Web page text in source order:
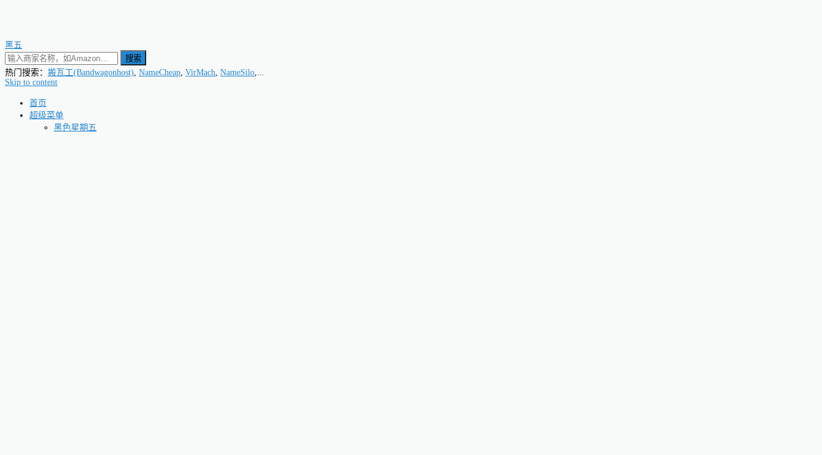
黑五
搜索
热门搜索： 搬瓦工(Bandwagonhost), NameCheap, VirMach, NameSilo,...
Skip to content
首页
超级菜单
黑色星期五